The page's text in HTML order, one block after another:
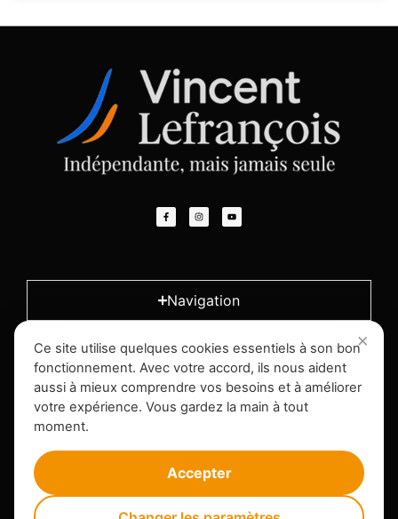
Navigation
L'entreprise
Infos légales
Ce site utilise quelques cookies essentiels à son bon
fonctionnement. Avec votre accord, ils nous aident
aussi à mieux comprendre vos besoins et à améliorer
votre expérience. Vous gardez la main à tout
moment.
Accepter